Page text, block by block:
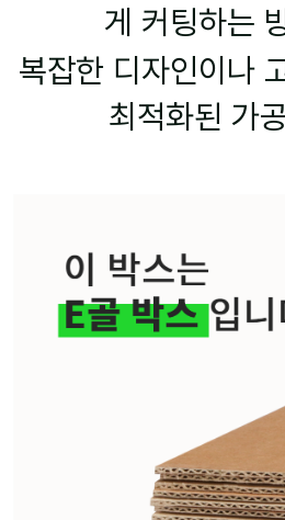
게 커팅하는
복잡한 디자인이나
최적화된 가